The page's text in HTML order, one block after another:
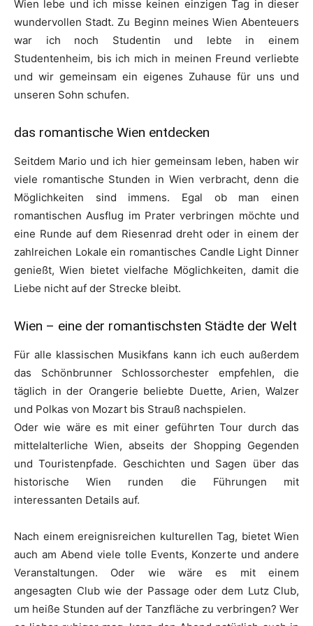
Wien lebe und ich misse keinen einzigen Tag in dieser
wundervollen Stadt. Zu Beginn meines Wien Abenteuers
war ich noch Studentin und lebte in einem
Studentenheim, bis ich mich in meinen Freund verliebte
und wir gemeinsam ein eigenes Zuhause für uns und
unseren Sohn schufen.
das romantische Wien entdecken
Seitdem Mario und ich hier gemeinsam leben, haben wir
viele romantische Stunden in Wien verbracht, denn die
Möglichkeiten sind immens. Egal ob man einen
romantischen Ausflug im Prater verbringen möchte und
eine Runde auf dem Riesenrad dreht oder in einem der
zahlreichen Lokale ein romantisches Candle Light Dinner
genießt, Wien bietet vielfache Möglichkeiten, damit die
Liebe nicht auf der Strecke bleibt.
Wien – eine der romantischsten Städte der Welt
Für alle klassischen Musikfans kann ich euch außerdem
das Schönbrunner Schlossorchester empfehlen, die
täglich in der Orangerie beliebte Duette, Arien, Walzer
und Polkas von Mozart bis Strauß nachspielen.
Oder wie wäre es mit einer geführten Tour durch das
mittelalterliche Wien, abseits der Shopping Gegenden
und Touristenpfade. Geschichten und Sagen über das
historische Wien runden die Führungen mit
interessanten Details auf.
Nach einem ereignisreichen kulturellen Tag, bietet Wien
auch am Abend viele tolle Events, Konzerte und andere
Veranstaltungen. Oder wie wäre es mit einem
angesagten Club wie der Passage oder dem Lutz Club,
um heiße Stunden auf der Tanzfläche zu verbringen? Wer